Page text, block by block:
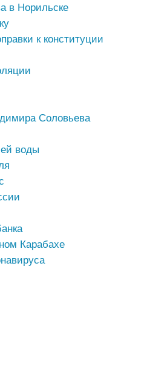
в Норильске
к конституции
Соловьева
воды
Карабахе